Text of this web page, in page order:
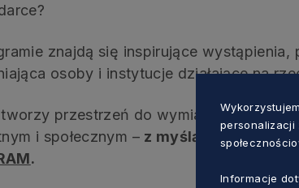
znajdą się inspirujące
osoby i instytucje działające na
tworzy przestrzeń do wymiany
i społecznym – z myślą o odpornej,
.
personalizacji
Informacje